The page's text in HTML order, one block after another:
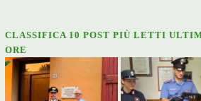
CLASSIFICA 10 POST PIÙ LETTI
ORE